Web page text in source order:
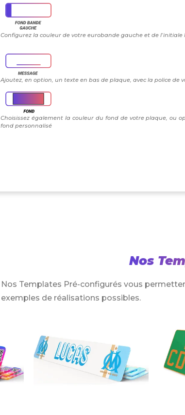
Configurez la couleur de votre eurobande gauche et de l’initiale
Ajoutez, en option, un texte en bas de plaque, avec la police de
Choisissez également la couleur du fond de votre plaque, ou
fond personnalisé
Nos
Nos Templates Pré-configurés vous
exemples de réalisations possibles.